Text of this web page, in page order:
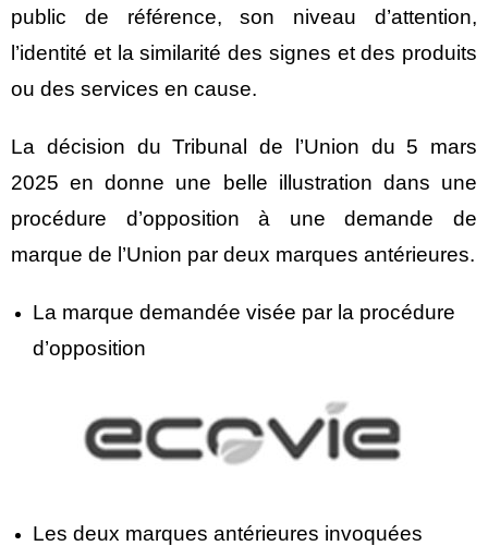
public de référence, son niveau d’attention,
l’identité et la similarité des signes et des produits
ou des services en cause.
La décision du Tribunal de l’Union du 5 mars
2025 en donne une belle illustration dans une
procédure d’opposition à une demande de
marque de l’Union par deux marques antérieures.
La marque demandée visée par la procédure
d’opposition
Les deux marques antérieures invoquées